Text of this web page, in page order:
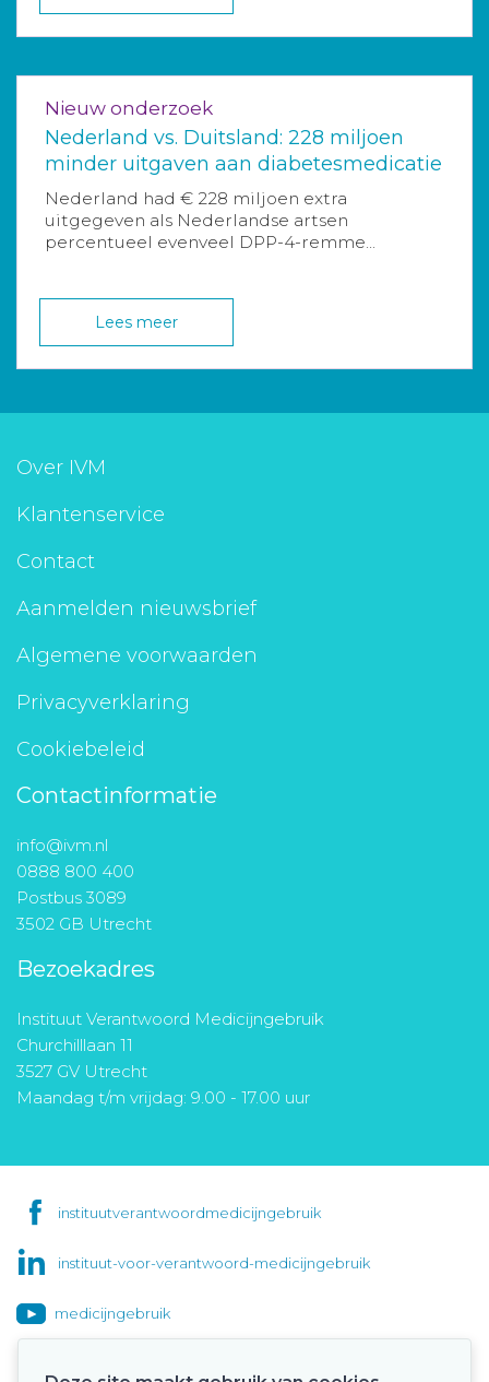
Nieuw onderzoek
Nederland vs. Duitsland: 228 miljoen
minder uitgaven aan diabetesmedicatie
Nederland had € 228 miljoen extra
uitgegeven als Nederlandse artsen
percentueel evenveel DPP-4-remme...
Lees meer
Over IVM
Klantenservice
Contact
Aanmelden nieuwsbrief
Algemene voorwaarden
Privacyverklaring
Cookiebeleid
Contactinformatie
info@ivm.nl
0888 800 400
Postbus 3089
3502 GB Utrecht
Bezoekadres
Instituut Verantwoord Medicijngebruik
Churchilllaan 11
3527 GV Utrecht
Maandag t/m vrijdag: 9.00 - 17.00 uur
instituutverantwoordmedicijngebruik
instituut-voor-verantwoord-medicijngebruik
medicijngebruik